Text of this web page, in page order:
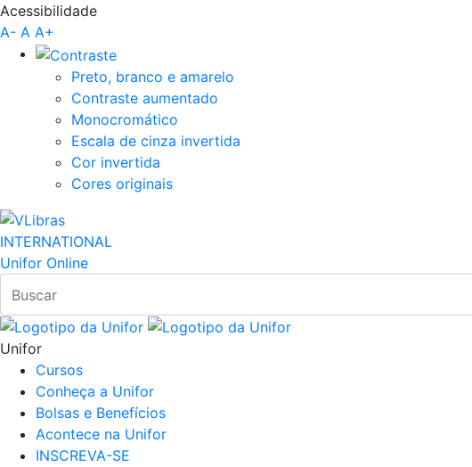
Pular para o Conteúdo principal
Acessibilidade
A- A A+
Preto, branco e amarelo
Contraste aumentado
Monocromático
Escala de cinza invertida
Cor invertida
Cores originais
INTERNATIONAL
Unifor Online
Unifor
Cursos
Conheça a Unifor
Bolsas e Benefícios
Acontece na Unifor
INSCREVA-SE